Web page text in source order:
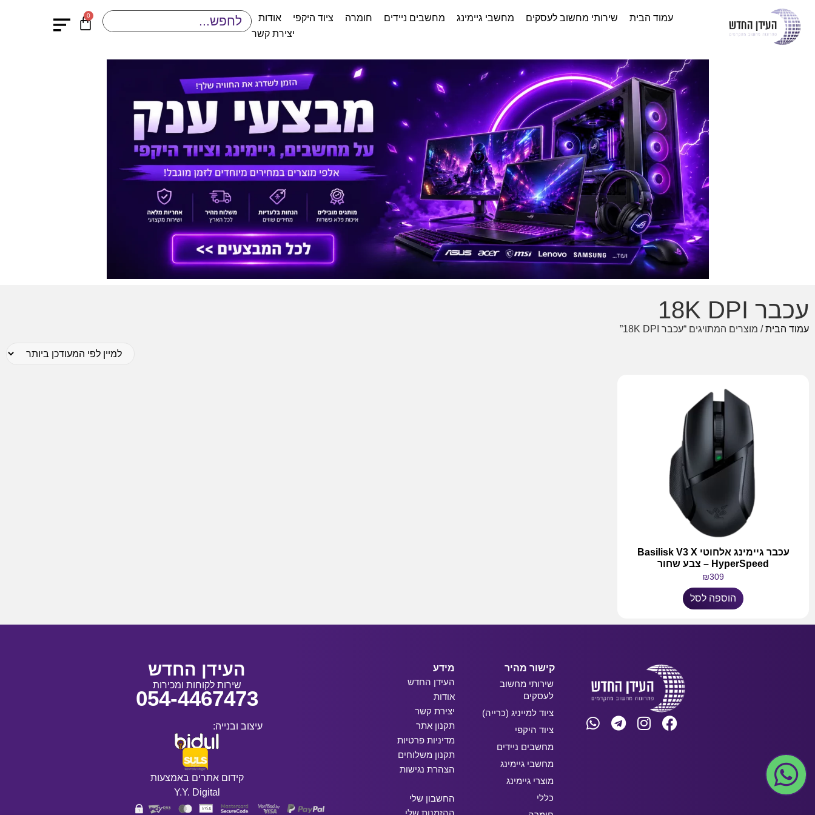
עמוד הבית שירותי מחשוב לעסקים מחשבי גיימינג מחשבים ניידים חומרה ציוד היקפי
אודות
יצירת קשר
0
עכבר 18K DPI
עמוד הבית/ מוצרים המתויגים “עכבר 18K DPI”
עכבר גיימינג אלחוטי Basilisk V3 X
HyperSpeed – צבע שחור
₪309
הוספה לסל
קישור מהיר
שירותי מחשוב
לעסקים
ציוד למייניג (כרייה)
ציוד היקפי
מחשבים ניידים
מחשבי גיימינג
מוצרי גיימינג
כללי
מידע
העידן החדש
אודות
יצירת קשר
תקנון אתר
מדיניות פרטיות
תקנון משלוחים
הצהרת נגישות
החשבון שלי
העידן החדש
שירות לקוחות ומכירות
054-4467473
עיצוב ובנייה:
קידום אתרים באמצעות
Y.Y. Digital